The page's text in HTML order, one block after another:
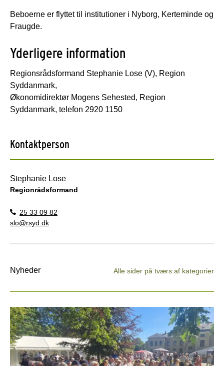
Beboerne er flyttet til institutioner i Nyborg, Kerteminde og
Fraugde.
Yderligere information
Regionsrådsformand Stephanie Lose (V), Region
Syddanmark,
Økonomidirektør Mogens Sehested, Region
Syddanmark, telefon 2920 1150
Kontaktperson
Stephanie Lose
Regionrådsformand
25 33 09 82
slo@rsyd.dk
Nyheder Alle sider på tværs af kategorier